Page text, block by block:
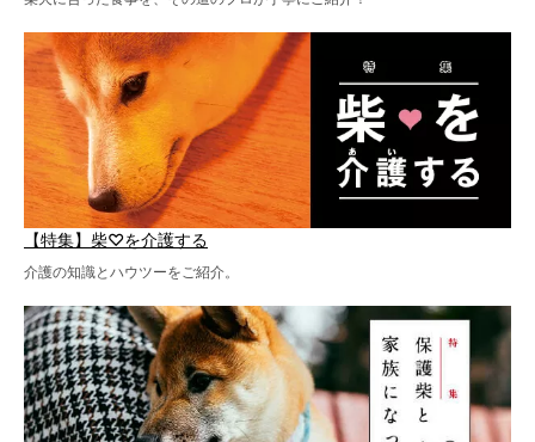
【特集】柴♡を介護する
介護の知識とハウツーをご紹介。